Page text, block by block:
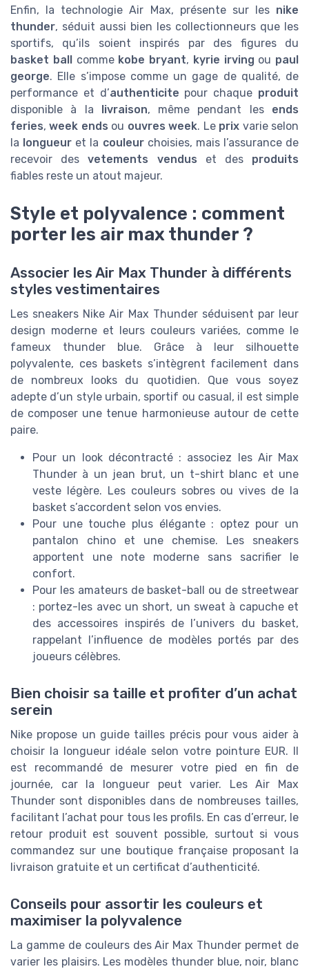
Enfin, la technologie Air Max, présente sur les nike
thunder, séduit aussi bien les collectionneurs que les
sportifs, qu’ils soient inspirés par des figures du
basket ball
comme kobe bryant, kyrie irving ou paul
george. Elle s’impose comme un gage de qualité, de
performance et d’authenticite pour chaque produit
disponible à la
livraison, même pendant les ends
feries,week ends ou ouvres week. Le prix varie selon
la longueur et la couleurchoisies, mais l’assurance de
recevoir desvetements vendus et des produits
fiables reste un atout majeur.
Style et polyvalence : comment
porter les air max thunder ?
Associer les Air Max Thunder à différents
styles vestimentaires
Les sneakers Nike Air Max Thunder séduisent par leur
design moderne et leurs couleurs variées, comme le
fameux thunder blue. Grâce à leur silhouette
polyvalente, ces baskets s’intègrent facilement dans
de nombreux looks du quotidien. Que vous soyez
adepte d’un style urbain, sportif ou casual, il est simple
de composer une tenue harmonieuse autour de cette
paire.
Pour un look décontracté : associez les Air Max
Thunder à un jean brut, un t-shirt blanc et une
veste légère. Les couleurs sobres ou vives de la
basket s’accordent selon vos envies.
Pour une touche plus élégante : optez pour un
pantalon chino et une chemise. Les sneakers
apportent une note moderne sans sacrifier le
confort.
Pour les amateurs de basket-ball ou de streetwear
: portez-les avec un short, un sweat à capuche et
des accessoires inspirés de l’univers du basket,
rappelant l’influence de modèles portés par des
joueurs célèbres.
Bien choisir sa taille et profiter d’un achat
serein
Nike propose un guide tailles précis pour vous aider à
choisir la longueur idéale selon votre pointure EUR. Il
est recommandé de mesurer votre pied en fin de
journée, car la longueur peut varier. Les Air Max
Thunder sont disponibles dans de nombreuses tailles,
facilitant l’achat pour tous les profils. En cas d’erreur, le
retour produit est souvent possible, surtout si vous
commandez sur une boutique française proposant la
livraison gratuite et un certificat d’authenticité.
Conseils pour assortir les couleurs et
maximiser la polyvalence
La gamme de couleurs des Air Max Thunder permet de
varier les plaisirs. Les modèles thunder blue, noir, blanc